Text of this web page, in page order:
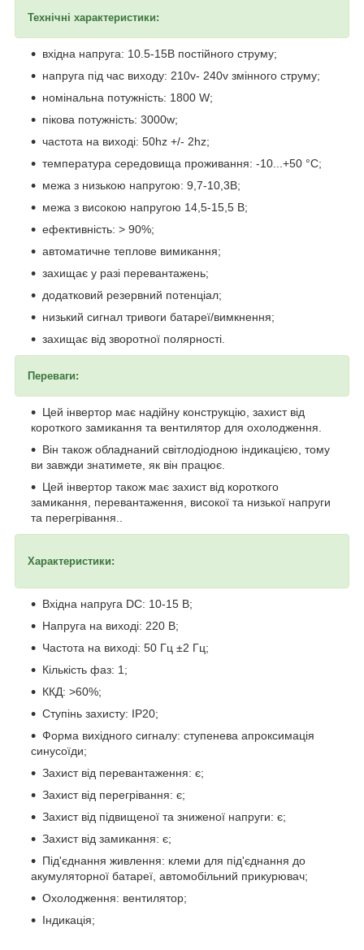
Технічні характеристики:
вхідна напруга: 10.5-15В постійного струму;
напруга під час виходу: 210v- 240v змінного струму;
номінальна потужність: 1800 W;
пікова потужність: 3000w;
частота на виході: 50hz +/- 2hz;
температура середовища проживання: -10...+50 °C;
межа з низькою напругою: 9,7-10,3В;
межа з високою напругою 14,5-15,5 В;
ефективність: > 90%;
автоматичне теплове вимикання;
захищає у разі перевантажень;
додатковий резервний потенціал;
низький сигнал тривоги батареї/вимкнення;
захищає від зворотної полярності.
Переваги:
Цей інвертор має надійну конструкцію, захист від
короткого замикання та вентилятор для охолодження.
Він також обладнаний світлодіодною індикацією, тому
ви завжди знатимете, як він працює.
Цей інвертор також має захист від короткого
замикання, перевантаження, високої та низької напруги
та перегрівання..
Характеристики:
Вхідна напруга DC: 10-15 В;
Напруга на виході: 220 В;
Частота на виході: 50 Гц ±2 Гц;
Кількість фаз: 1;
ККД: >60%;
Ступінь захисту: IP20;
Форма вихідного сигналу: ступенева апроксимація
синусоїди;
Захист від перевантаження: є;
Захист від перегрівання: є;
Захист від підвищеної та зниженої напруги: є;
Захист від замикання: є;
Під'єднання живлення: клеми для під'єднання до
акумуляторної батареї, автомобільний прикурювач;
Охолодження: вентилятор;
Індикація;